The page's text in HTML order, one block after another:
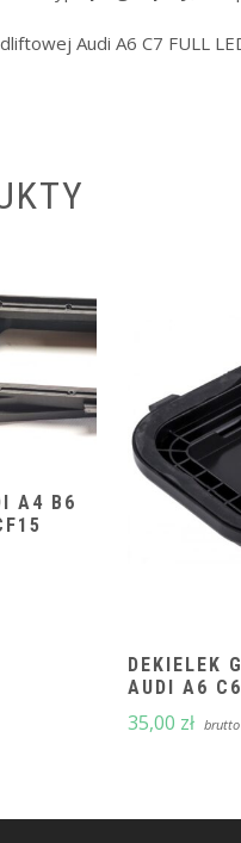
Audi A6 C7 FULL
A4 B6
DEKIELEK
AUDI A6
35,00 zł brutto